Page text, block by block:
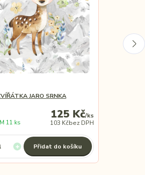
JARO SRNKA
125 Kč/ks
103 Kčbez DPH
11 ks
Přidat do košíku